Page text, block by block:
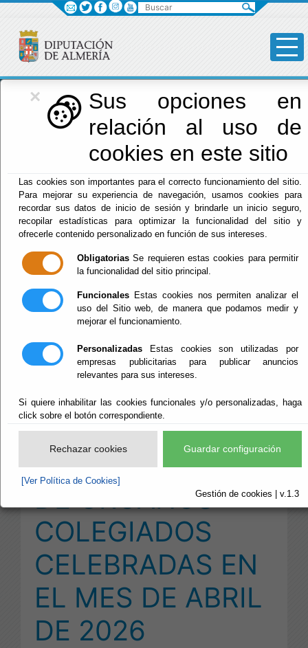
×
Sus opciones en
relación al uso de
cookies en este sitio
Las cookies son importantes para el correcto funcionamiento del sitio.
Para mejorar su experiencia de navegación, usamos cookies para
recordar sus datos de inicio de sesión y brindarle un inicio seguro,
recopilar estadísticas para optimizar la funcionalidad del sitio y
ofrecerle contenido personalizado en función de sus intereses.
Obligatorias Se requieren estas cookies para permitir
la funcionalidad del sitio principal.
Funcionales Estas cookies nos permiten analizar el
uso del Sitio web, de manera que podamos medir y
mejorar el funcionamiento.
Personalizadas Estas cookies son utilizadas por
empresas publicitarias para publicar anuncios
relevantes para sus intereses.
Si quiere inhabilitar las cookies funcionales y/o personalizadas, haga
click sobre el botón correspondiente.
Rechazar cookies Guardar configuración
[Ver Política de Cookies]
Gestión de cookies | v.1.3
Diputación
Menú Diputación
DIPUTADOS/AS PROVINCIALES CORRESPONDIENTES A
LAS ASISTENCIAS A LAS SESIONES DE ÓRGANOS
COLEGIADOS CELEBRADAS EN EL MES DE ABRIL DE
2026
INDEMNIZACIONES
A DIPUTADOS/AS
PROVINCIALES
A LAS
ASISTENCIAS A
LAS SESIONES
DE ÓRGANOS
COLEGIADOS
CELEBRADAS EN
EL MES DE ABRIL
DE 2026
Buscar